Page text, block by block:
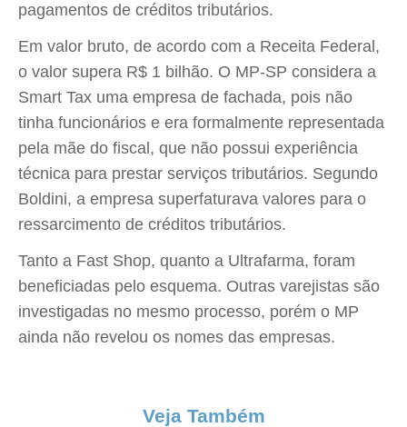
pagamentos de créditos tributários.
Em valor bruto, de acordo com a Receita Federal,
o valor supera R$ 1 bilhão. O MP-SP considera a
Smart Tax uma empresa de fachada, pois não
tinha funcionários e era formalmente representada
pela mãe do fiscal, que não possui experiência
técnica para prestar serviços tributários. Segundo
Boldini, a empresa superfaturava valores para o
ressarcimento de créditos tributários.
Tanto a Fast Shop, quanto a Ultrafarma, foram
beneficiadas pelo esquema. Outras varejistas são
investigadas no mesmo processo, porém o MP
ainda não revelou os nomes das empresas.
Veja Também